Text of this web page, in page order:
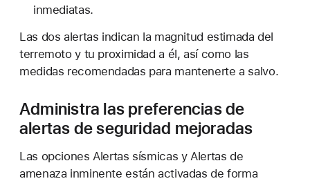
inmediatas.
Las dos alertas indican la magnitud estimada del
terremoto y tu proximidad a él, así como las
medidas recomendadas para mantenerte a salvo.
Administra las preferencias de
alertas de seguridad mejoradas
Las opciones Alertas sísmicas y Alertas de
amenaza inminente están activadas de forma